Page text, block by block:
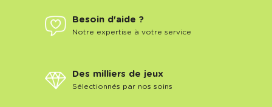
Besoin d'aide ?
Notre expertise à votre service
Des milliers de jeux
Sélectionnés par nos soins